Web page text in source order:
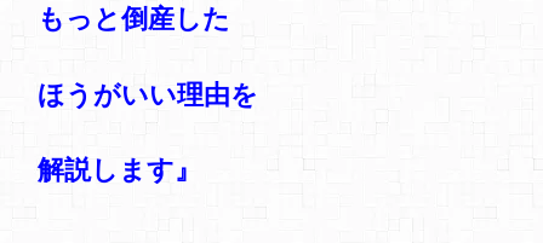
もっと倒産した
ほうがいい理由を
解説します』